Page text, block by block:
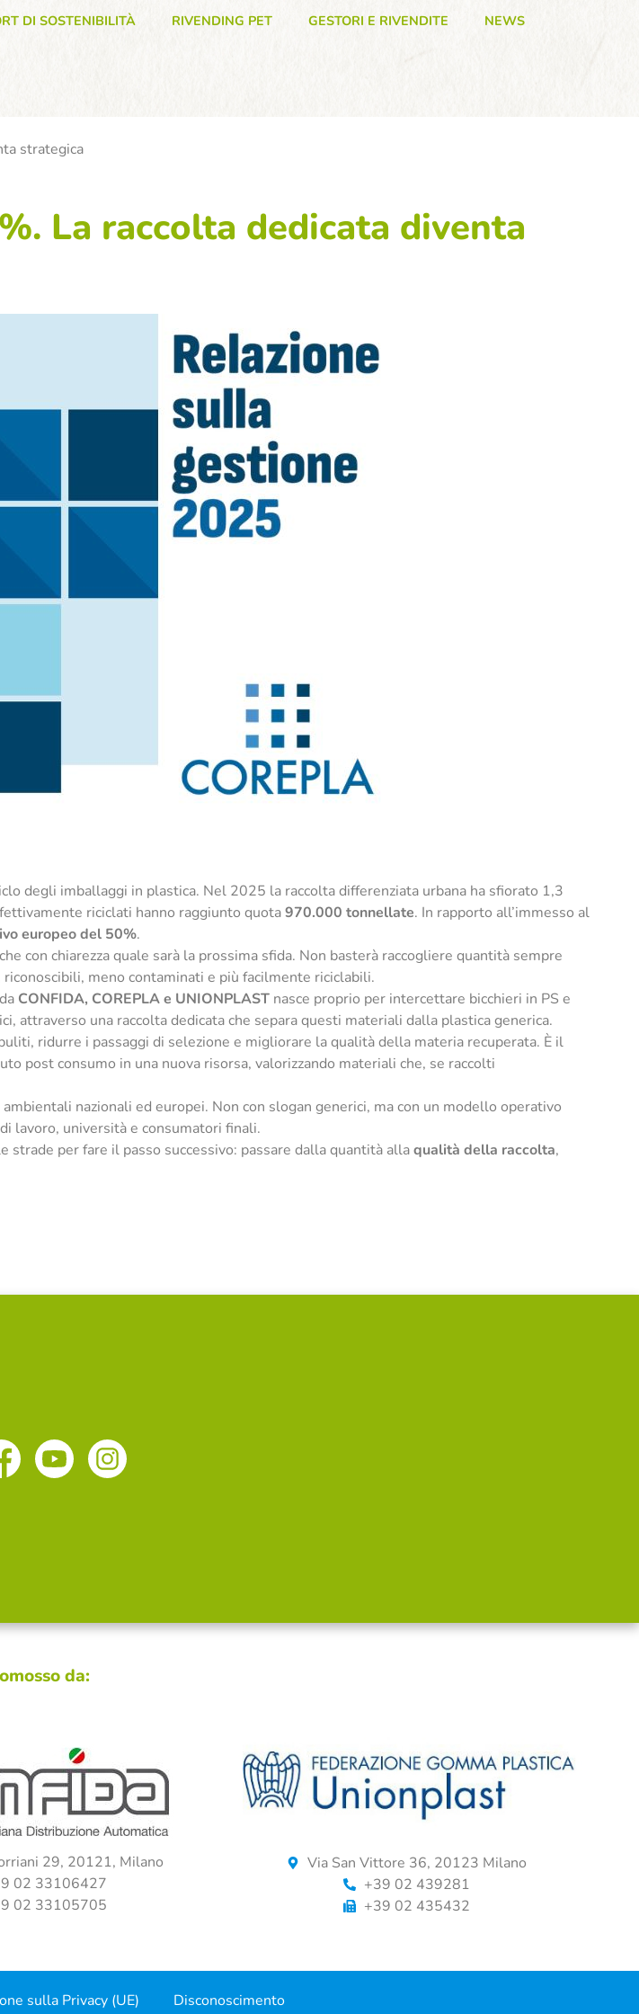
DI SOSTENIBILITÀ RIVENDING PET GESTORI E RIVENDITE
NEWS
strategica
La raccolta dedicata diventa
degli imballaggi in plastica. Nel 2025 la raccolta differenziata urbana ha sfiorato 1,3
riciclati hanno raggiunto quota970.000 tonnellate. In rapporto all’immesso al
europeo del 50%.
con chiarezza quale sarà la prossima sfida. Non basterà raccogliere quantità sempre
meno contaminati e più facilmente riciclabili.
CONFIDA, COREPLA e UNIONPLAST nasce proprio per intercettare bicchieri in PS e
una raccolta dedicata che separa questi materiali dalla plastica generica.
ridurre i passaggi di selezione e migliorare la qualità della materia recuperata. È il
post consumo in una nuova risorsa, valorizzando materiali che, se raccolti
nazionali ed europei. Non con slogan generici, ma con un modello operativo
lavoro, università e consumatori finali.
strade per fare il passo successivo: passare dalla quantità allaqualità della raccolta,
da:
29, 20121, Milano
02 33106427
02 33105705
Via San Vittore 36, 20123 Milano
+39 02 439281
+39 02 435432
sulla Privacy (UE) Disconoscimento